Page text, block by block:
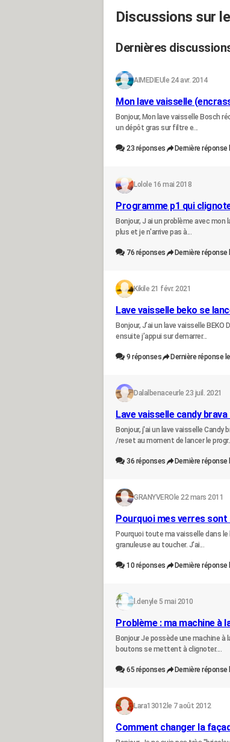
Discussions sur
Dernières
AIMEDIEU le 24 avr. 2014
Mon lave vaisselle
Bonjour, Mon lave vaisselle Bosch
un dépôt gras sur filtre e...
23 réponses Dernière réponse
Lolo le 16 mai 2018
Programme p1 qui
Bonjour, J ai un problème avec
plus et je n'arrive pas à...
76 réponses Dernière réponse
Kiki le 21 févr. 2021
Lave vaisselle beko se
Bonjour, J’ai un lave vaisselle
ensuite j’appui sur demarrer...
9 réponses Dernière réponse le
Dalalbenaceurle 23 juil. 2021
Lave vaisselle candy
Bonjour, j'ai un lave vaisselle
/reset au moment de lancer le
36 réponses Dernière réponse
GRANYVERO le 22 mars 2011
Pourquoi mes verres sont
Pourquoi toute ma vaisselle dans
granuleuse au toucher. J'ai...
10 réponses Dernière réponse
l.denyle 5 mai 2010
Problème : ma machine à
Bonjour Je possède une machine à
boutons se mettent à clignoter....
65 réponses Dernière réponse
Lara13012le 7 août 2012
Comment changer la